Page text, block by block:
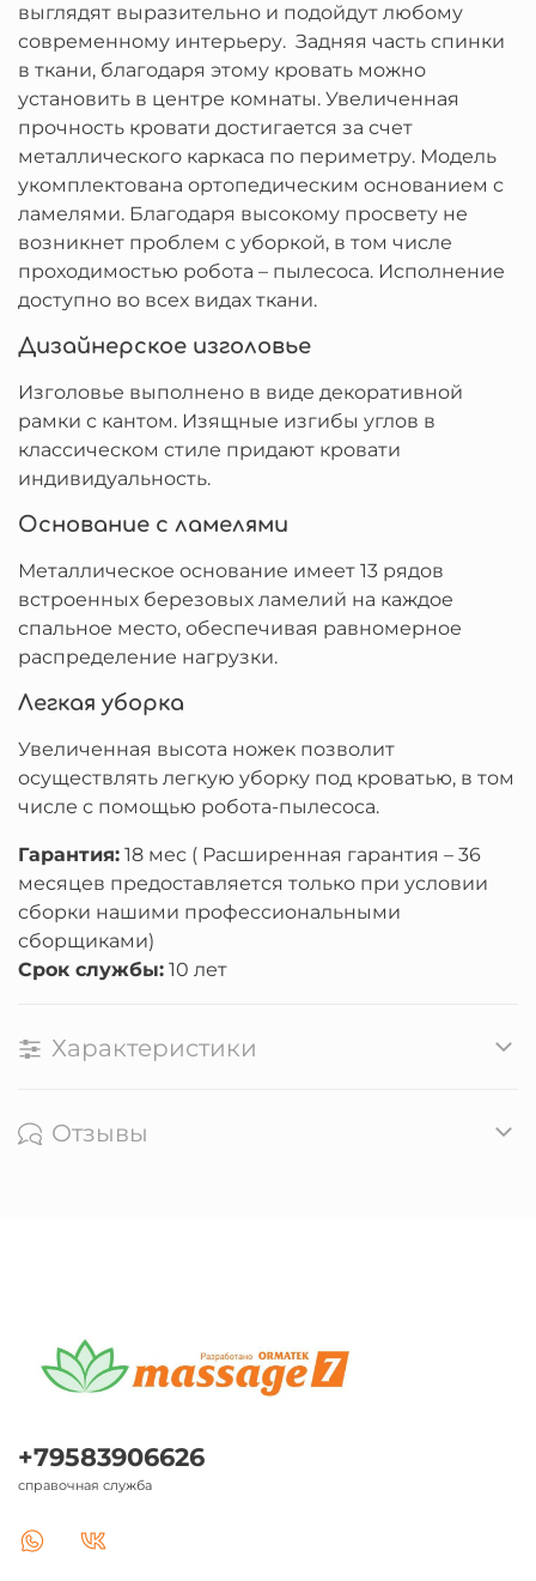
выглядят выразительно и подойдут любому
современному интерьеру. Задняя часть спинки
в ткани, благодаря этому кровать можно
установить в центре комнаты. Увеличенная
прочность кровати достигается за счет
металлического каркаса по периметру. Модель
укомплектована ортопедическим основанием с
ламелями. Благодаря высокому просвету не
возникнет проблем с уборкой, в том числе
проходимостью робота – пылесоса. Исполнение
доступно во всех видах ткани.
Дизайнерское изголовье
Изголовье выполнено в виде декоративной
рамки с кантом. Изящные изгибы углов в
классическом стиле придают кровати
индивидуальность.
Основание с ламелями
Металлическое основание имеет 13 рядов
встроенных березовых ламелий на каждое
спальное место, обеспечивая равномерное
распределение нагрузки.
Легкая уборка
Увеличенная высота ножек позволит
осуществлять легкую уборку под кроватью, в том
числе с помощью робота-пылесоса.
Гарантия: 18 мес ( Расширенная гарантия – 36
месяцев предоставляется только при условии
сборки нашими профессиональными
сборщиками)
Срок службы: 10 лет
Характеристики
Отзывы
+79583906626
справочная служба